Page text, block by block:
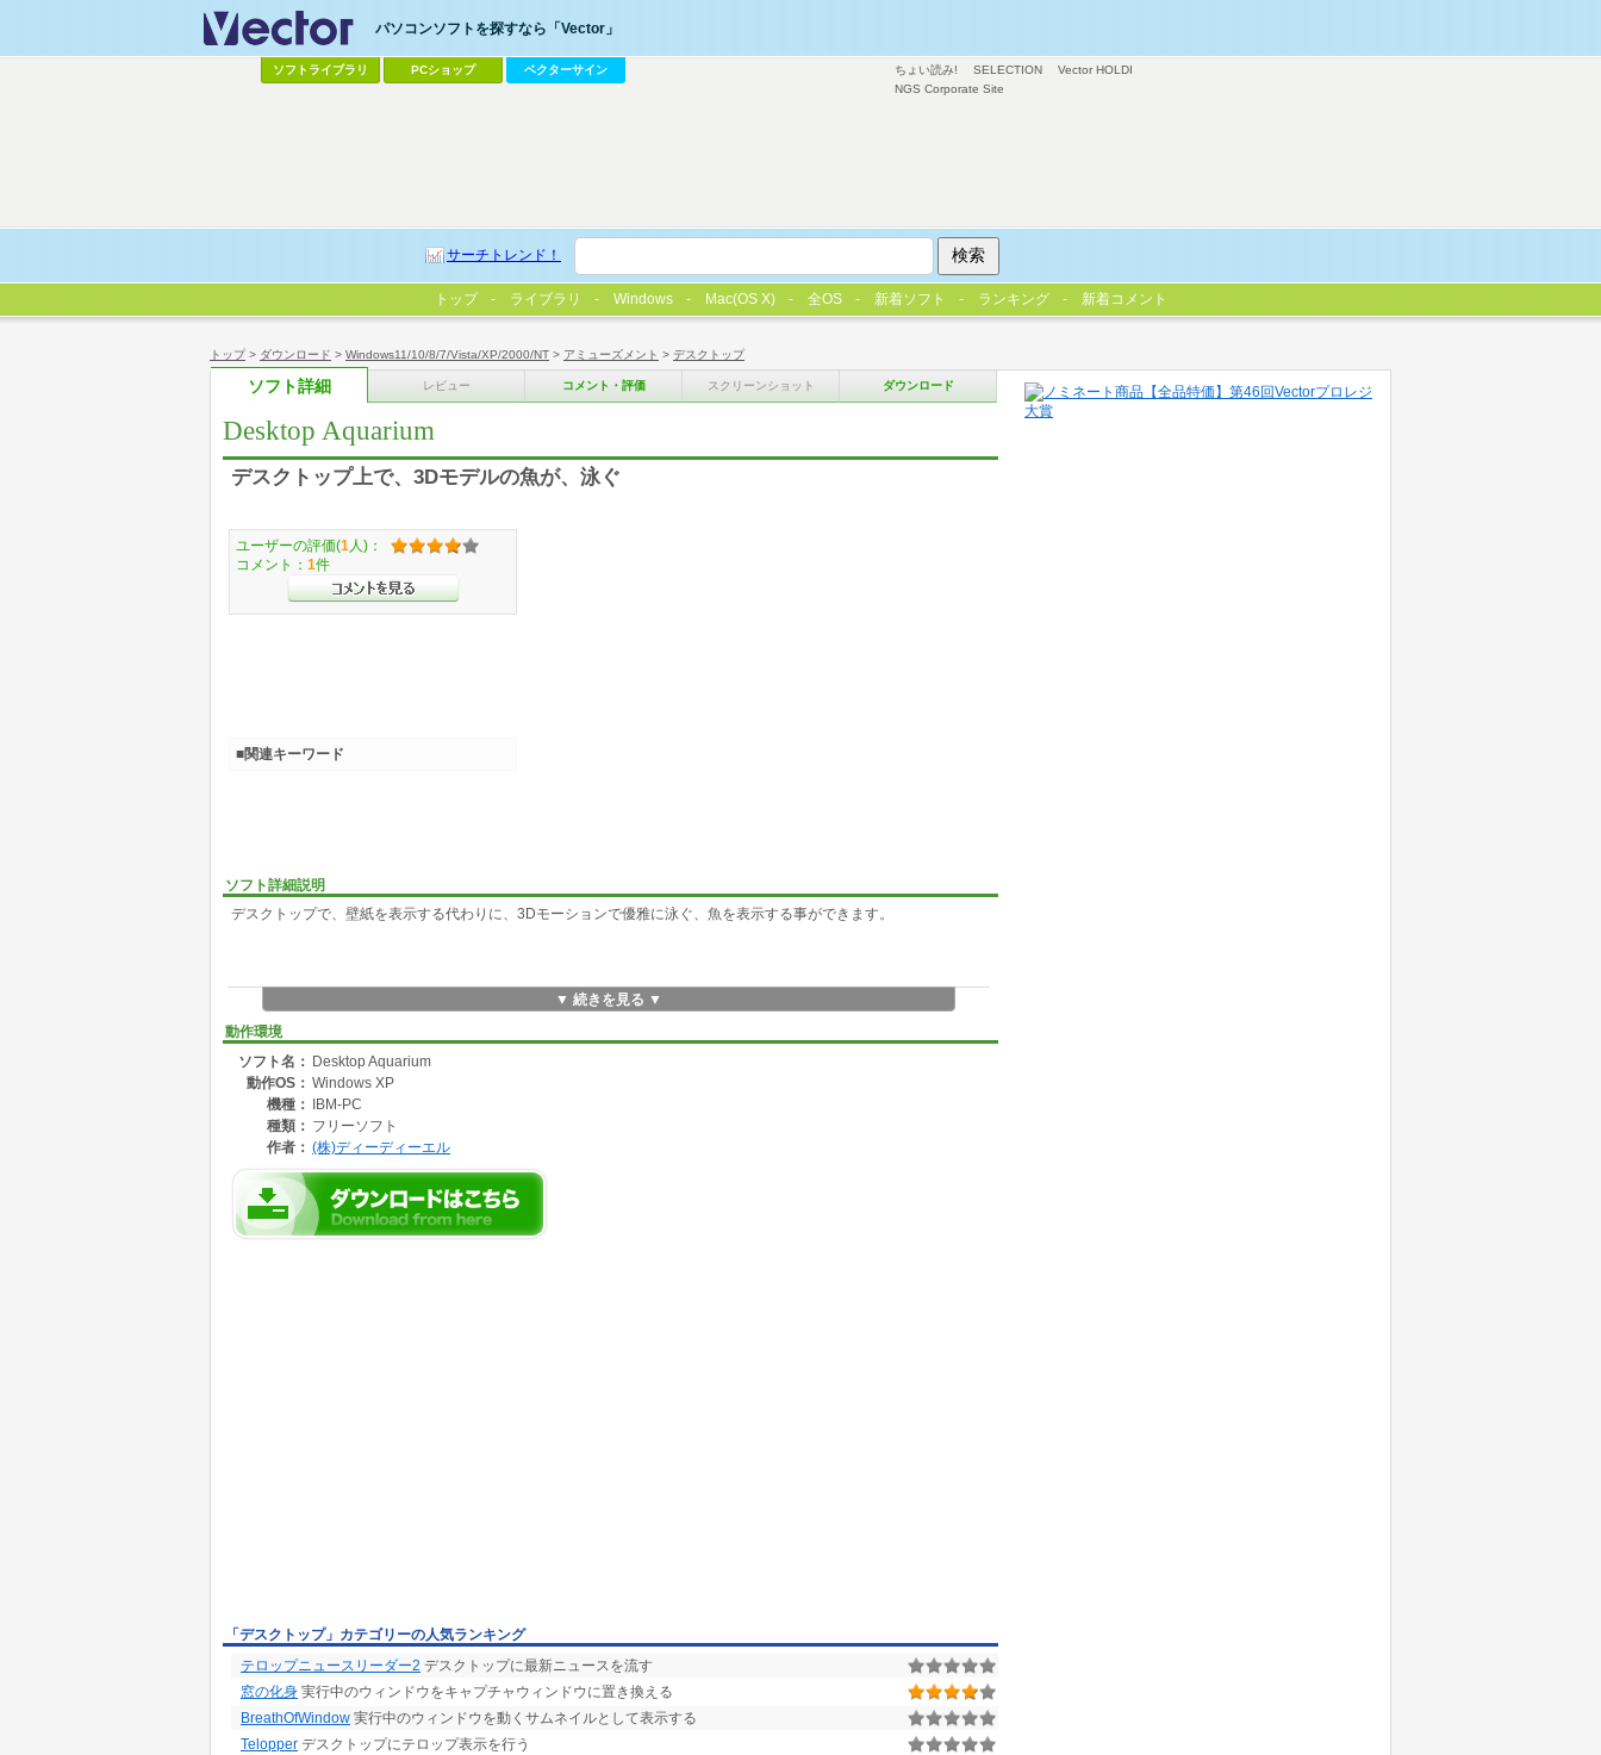
トップ> ダウンロード > Windows11/10/8/7/Vista/XP/2000/NT > アミューズメント > デスクトップ
ソフト詳細 レビュー コメント・評価 スクリーンショット ダウンロード
Desktop Aquarium
デスクトップ上で、3Dモデルの魚が、泳ぐ
ソフト詳細説明
デスクトップで、壁紙を表示する代わりに、3Dモーションで優雅に泳ぐ、魚を表示する事ができます。
▼ 続きを見る ▼
動作環境
ソフト名： Desktop Aquarium
動作OS： Windows XP
機種：
IBM-PC
種類： フリーソフト
作者： (株)ディーディーエル
ユーザーの評価(1 人)：
コメント： 1件
■関連キーワード
「デスクトップ」カテゴリーの人気ランキング
テロップニュースリーダー2 デスクトップに最新ニュースを流す
窓の化身 実行中のウィンドウをキャプチャウィンドウに置き換える
BreathOfWindow 実行中のウィンドウを動くサムネイルとして表示する
Telopper デスクトップにテロップ表示を行う
ちょい読み! SELECTION
Vector HOLDI
NGS Corporate Site
パソコンソフトを探すなら「Vector」
ソフトライブラリ PCショップ ベクターサイン
サーチトレンド！
トップ ライブラリ Windows Mac(OS X) 全OS 新着ソフト ランキング 新着コメント